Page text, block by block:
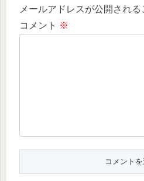
メールアドレスが公開される
コメント ※